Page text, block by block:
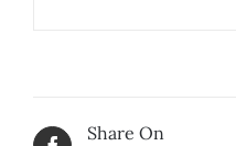
Share On